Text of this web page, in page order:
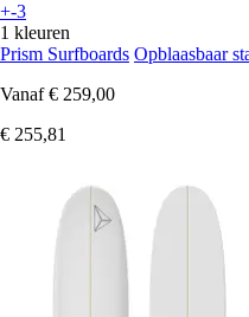
+-3
1 kleuren
Prism Surfboards Opblaasbaar
Vanaf € 259,00
€ 255,81